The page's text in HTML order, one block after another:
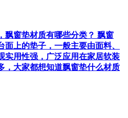
飘窗垫材质有哪些分类？ 飘窗
面上的垫子，一般主要由面料、
实用性强，广泛应用在家居软装
，大家都想知道飘窗垫什么材质